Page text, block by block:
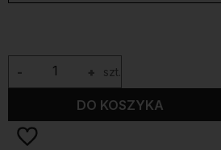
+
- szt.
DO KOSZYKA